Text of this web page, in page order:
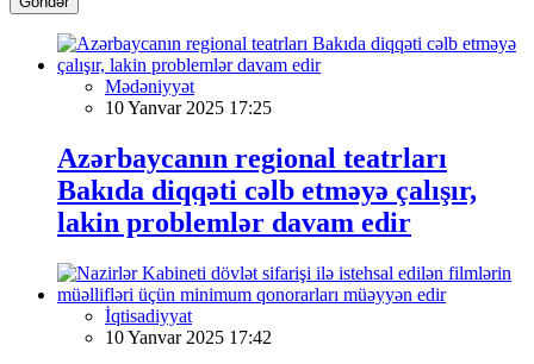
Mədəniyyət
10 Yanvar 2025 17:25
Azərbaycanın regional teatrları
Bakıda diqqəti cəlb etməyə çalışır,
lakin problemlər davam edir
İqtisadiyyat
10 Yanvar 2025 17:42